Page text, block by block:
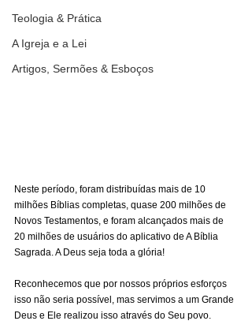
Teologia & Prática
A Igreja e a Lei
Artigos, Sermões & Esboços
Neste período, foram distribuídas mais de 10
milhões Bíblias completas, quase 200 milhões de
Novos Testamentos, e foram alcançados mais de
20 milhões de usuários do aplicativo de A Bíblia
Sagrada. A Deus seja toda a glória!
Reconhecemos que por nossos próprios esforços
isso não seria possível, mas servimos a um Grande
Deus e Ele realizou isso através do Seu povo.